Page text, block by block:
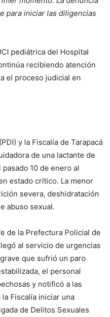
para iniciar las diligencias
pediátrica del Hospital
recibiendo atención
el proceso judicial en
y la Fiscalía de Tarapacá
de una lactante de
10 de enero al
estado crítico. La menor
severa, deshidratación
abuso sexual.
de la Prefectura Policial de
al servicio de urgencias
que sufrió un paro
el personal
y notificó a las
Fiscalía iniciar una
de Delitos Sexuales